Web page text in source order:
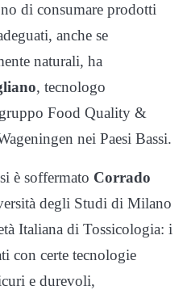
di consumare prodotti
anche se
naturali, ha
, tecnologo
Food Quality &
nei Paesi Bassi.
è soffermato Corrado
degli Studi di Milano
Italiana di Tossicologia: i
con certe tecnologie
e durevoli,